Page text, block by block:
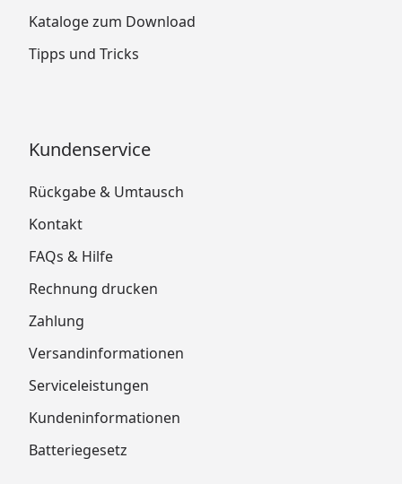
Kataloge zum Download
Tipps und Tricks
Kundenservice
Rückgabe & Umtausch
Kontakt
FAQs & Hilfe
Rechnung drucken
Zahlung
Versandinformationen
Serviceleistungen
Kundeninformationen
Batteriegesetz